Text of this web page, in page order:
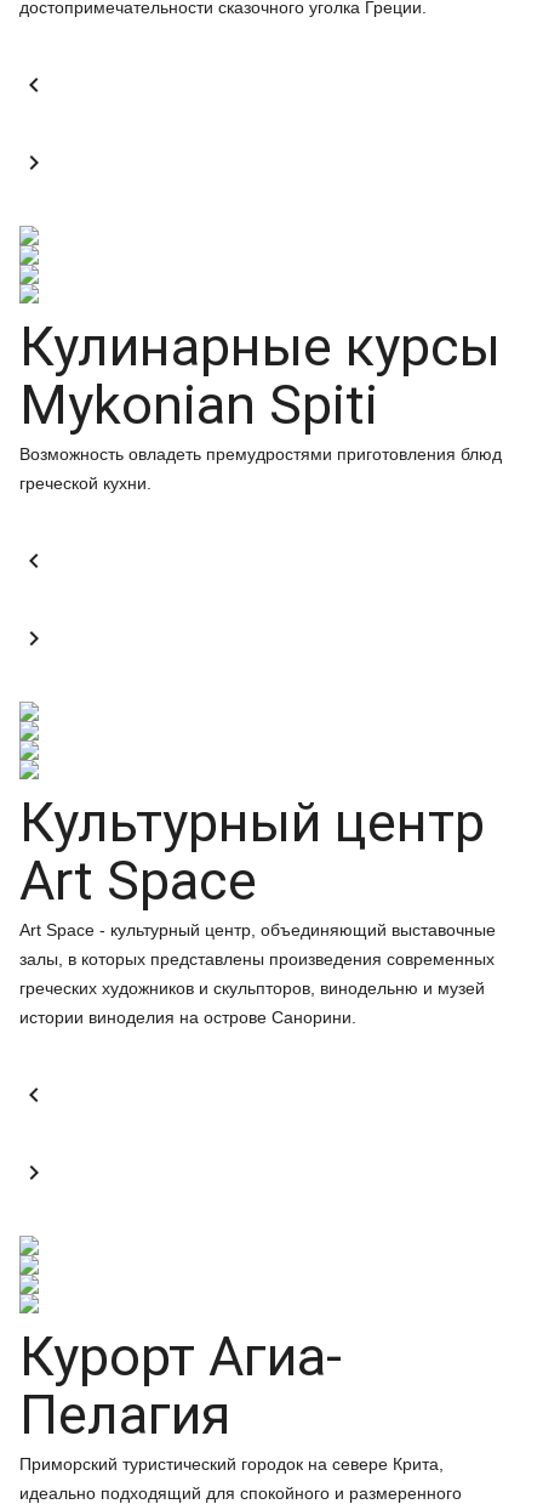
достопримечательности сказочного уголка Греции.


Кулинарные курсы
Mykonian Spiti
Возможность овладеть премудростями приготовления блюд
греческой кухни.


Культурный центр
Art Space
Art Space - культурный центр, объединяющий выставочные
залы, в которых представлены произведения современных
греческих художников и скульпторов, винодельню и музей
истории виноделия на острове Санорини.


Курорт Агиа-
Пелагия
Приморский туристический городок на севере Крита,
идеально подходящий для спокойного и размеренного